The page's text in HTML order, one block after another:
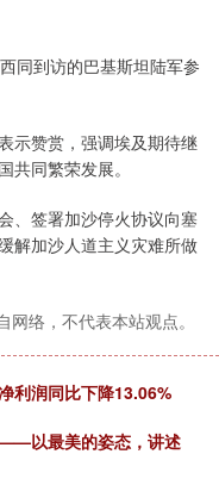
到访的巴基斯坦陆军参
赞赏，强调埃及期待继
共同繁荣发展。
签署加沙停火协议向塞
解加沙人道主义灾难所做
络，不代表本站观点。
利润同比下降13.06%
以最美的姿态，讲述